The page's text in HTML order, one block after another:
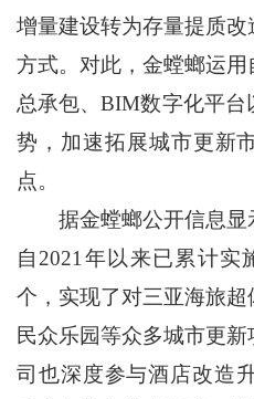
增量建设转为存量提质
方式。对此，金螳螂运用
总承包、BIM数字化平
势，加速拓展城市更新
点。
据金螳螂公开信息显
自2021年以来已累计实
个，实现了对三亚海旅
民众乐园等众多城市更
司也深度参与酒店改造